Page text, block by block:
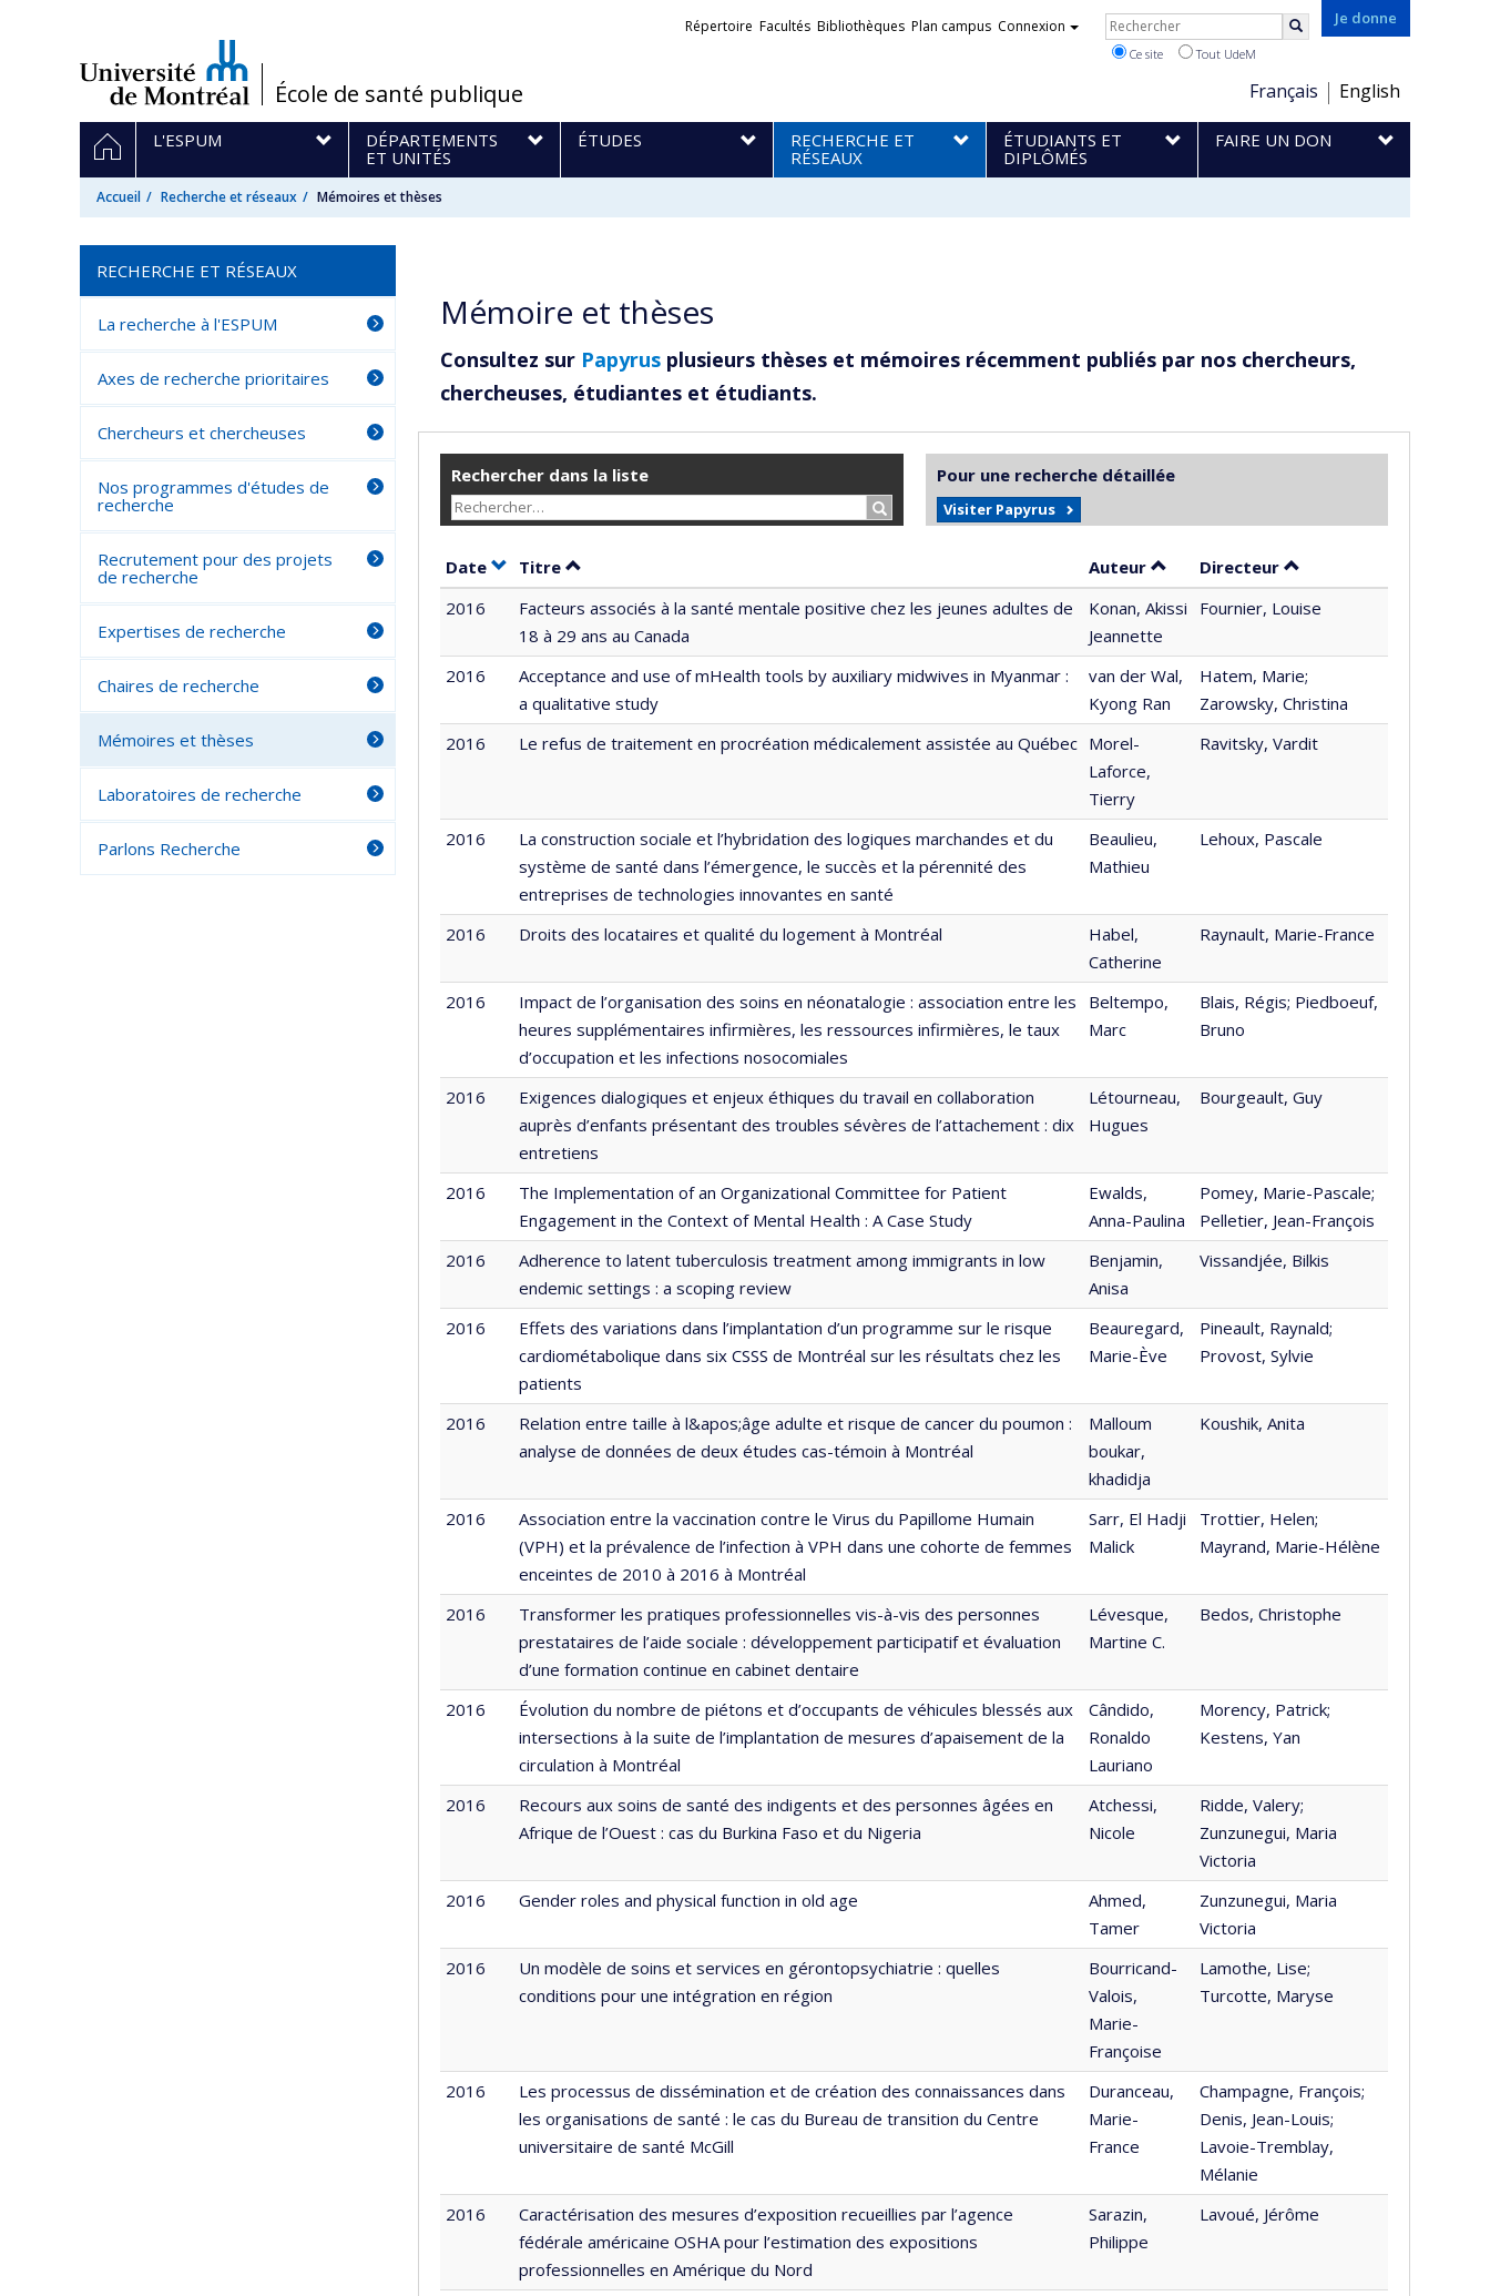
/École de santé publique
Je donne
Choix
de
la
langue
Français English
Liens
Répertoire Facultés Bibliothèques Plan campus Connexion Rechercher
Ce site Tout UdeM
Navigation
principale
ACCUEIL
L'ESPUM
DÉPARTEMENTS
ET UNITÉS
ÉTUDES
RECHERCHE ET
RÉSEAUX
ÉTUDIANTS ET
DIPLÔMÉS
FAIRE UN DON
Accueil Recherche et réseaux Mémoires et thèses
Mémoire et thèses
Consultez sur Papyrus plusieurs thèses et mémoires récemment publiés par nos chercheurs,
chercheuses, étudiantes et étudiants.
Rechercher dans la liste
Rechercher…
Pour une recherche détaillée
Visiter Papyrus
Date Trier par date en ordre croissant
Titre Trier par titre en ordre croissant Auteur Trier par auteur en ordre croissant
Directeur par contributeur en
2016
Facteurs associés à la santé mentale positive chez les jeunes adultes de
18 à 29 ans au Canada
Konan, Akissi
Jeannette
Fournier, Louise
2016
Acceptance and use of mHealth tools by auxiliary midwives in Myanmar :
a qualitative study
van der Wal,
Kyong Ran
Hatem, Marie;
Zarowsky, Christina
2016
Le refus de traitement en procréation médicalement assistée au Québec Morel-
Laforce,
Tierry
Ravitsky, Vardit
2016
La construction sociale et l’hybridation des logiques marchandes et du
système de santé dans l’émergence, le succès et la pérennité des
entreprises de technologies innovantes en santé
Beaulieu,
Mathieu
Lehoux, Pascale
2016 Droits des locataires et qualité du logement à Montréal
Habel,
Catherine
Raynault, Marie-France
2016
Impact de l’organisation des soins en néonatalogie : association entre les
heures supplémentaires infirmières, les ressources infirmières, le taux
d’occupation et les infections nosocomiales
Beltempo,
Marc
Blais, Régis; Piedboeuf,
Bruno
2016
Exigences dialogiques et enjeux éthiques du travail en collaboration
auprès d’enfants présentant des troubles sévères de l’attachement : dix
entretiens
Létourneau,
Hugues
Bourgeault, Guy
2016
The Implementation of an Organizational Committee for Patient
Engagement in the Context of Mental Health : A Case Study
Ewalds,
Anna-Paulina
Pomey, Marie-Pascale;
Pelletier, Jean-François
2016
Adherence to latent tuberculosis treatment among immigrants in low
endemic settings : a scoping review
Benjamin,
Anisa
Vissandjée, Bilkis
2016
Effets des variations dans l’implantation d’un programme sur le risque
cardiométabolique dans six CSSS de Montréal sur les résultats chez les
patients
Beauregard,
Marie-Ève
Pineault, Raynald;
Provost, Sylvie
2016
Relation entre taille à l&apos;âge adulte et risque de cancer du poumon :
analyse de données de deux études cas-témoin à Montréal
Malloum
boukar,
khadidja
Koushik, Anita
2016
Association entre la vaccination contre le Virus du Papillome Humain
(VPH) et la prévalence de l’infection à VPH dans une cohorte de femmes
enceintes de 2010 à 2016 à Montréal
Sarr, El Hadji
Malick
Trottier, Helen;
Mayrand, Marie-Hélène
2016
Transformer les pratiques professionnelles vis-à-vis des personnes
prestataires de l’aide sociale : développement participatif et évaluation
d’une formation continue en cabinet dentaire
Lévesque,
Martine C.
Bedos, Christophe
2016
Évolution du nombre de piétons et d’occupants de véhicules blessés aux
intersections à la suite de l’implantation de mesures d’apaisement de la
circulation à Montréal
Cândido,
Ronaldo
Lauriano
Morency, Patrick;
Kestens, Yan
2016
Recours aux soins de santé des indigents et des personnes âgées en
Afrique de l’Ouest : cas du Burkina Faso et du Nigeria
Atchessi,
Nicole
Ridde, Valery;
Zunzunegui, Maria
Victoria
2016
Gender roles and physical function in old age
Ahmed,
Tamer
Zunzunegui, Maria
Victoria
2016
Un modèle de soins et services en gérontopsychiatrie : quelles
conditions pour une intégration en région
Bourricand-
Valois,
Marie-
Françoise
Lamothe, Lise;
Turcotte, Maryse
2016
Les processus de dissémination et de création des connaissances dans
les organisations de santé : le cas du Bureau de transition du Centre
universitaire de santé McGill
Duranceau,
Marie-
France
Champagne, François;
Denis, Jean-Louis;
Lavoie-Tremblay,
Mélanie
2016
Caractérisation des mesures d’exposition recueillies par l’agence
fédérale américaine OSHA pour l’estimation des expositions
professionnelles en Amérique du Nord
Sarazin,
Philippe
Lavoué, Jérôme
RECHERCHE ET RÉSEAUX
La recherche à l'ESPUM
Axes de recherche prioritaires
Chercheurs et chercheuses
Nos programmes d'études de
recherche
Recrutement pour des projets
de recherche
Expertises de recherche
Chaires de recherche
Mémoires et thèses
Laboratoires de recherche
Parlons Recherche